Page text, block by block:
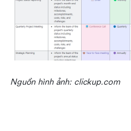
Nguồn hình ảnh: clickup.com